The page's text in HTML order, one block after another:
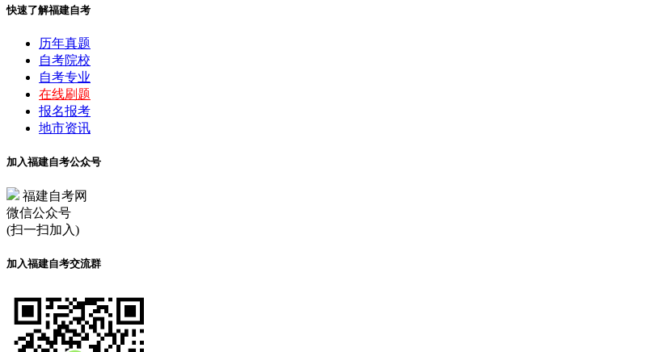
快速了解福建自考
历年真题
自考院校
自考专业
在线刷题
报名报考
地市资讯
加入福建自考公众号
福建自考网
微信公众号
(扫一扫加入)
加入福建自考交流群